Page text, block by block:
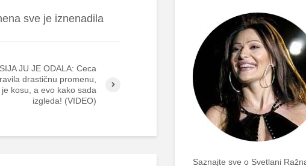
sve je iznenadila
JU JE ODALA: Ceca
drastičnu promenu,
kosu, a evo kako sada
izgleda! (VIDEO)
Saznajte sve o Svetlani